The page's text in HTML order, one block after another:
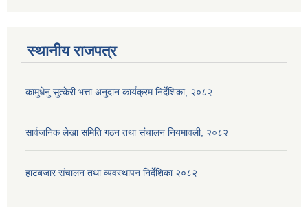
स्थानीय राजपत्र
कामुधेनु सुत्केरी भत्ता अनुदान कार्यक्रम निर्देशिका, २०८२
सार्वजनिक लेखा समिति गठन तथा संचालन नियमावली, २०८२
हाटबजार संचालन तथा व्यवस्थापन निर्देशिका २०८२